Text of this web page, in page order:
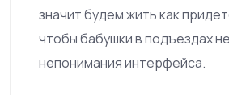
значит будем жить как
чтобы бабушки в подъездах
непонимания интерфейса.